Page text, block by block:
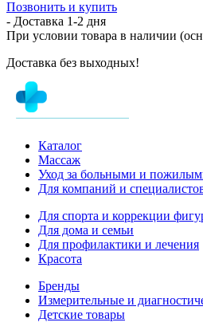
Позвонить и купить
- Доставка 1-2 дня
При условии товара в наличии
Доставка без выходных!
Каталог
Массаж
Уход за больными и
Для компаний и
Для спорта и коррекции
Для дома и семьи
Для профилактики и лечения
Красота
Бренды
Измерительные и
Детские товары